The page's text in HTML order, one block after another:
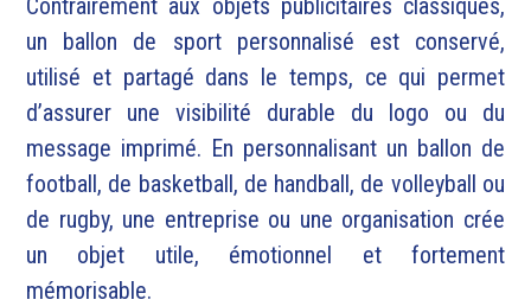
Contrairement aux objets publicitaires classiques,
un ballon de sport personnalisé est conservé,
utilisé et partagé dans le temps, ce qui permet
d’assurer une visibilité durable du logo ou du
message imprimé. En personnalisant un ballon de
football, de basketball, de handball, de volleyball ou
de rugby, une entreprise ou une organisation crée
un objet utile, émotionnel et fortement
mémorisable.